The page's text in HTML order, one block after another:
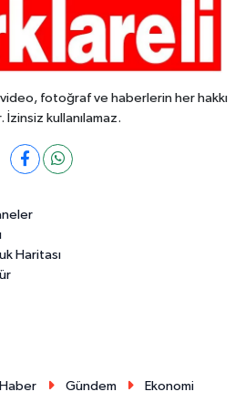
fotoğraf ve haberlerin her hakkı
İzinsiz kullanılamaz.
Haritası
Gündem
Ekonomi